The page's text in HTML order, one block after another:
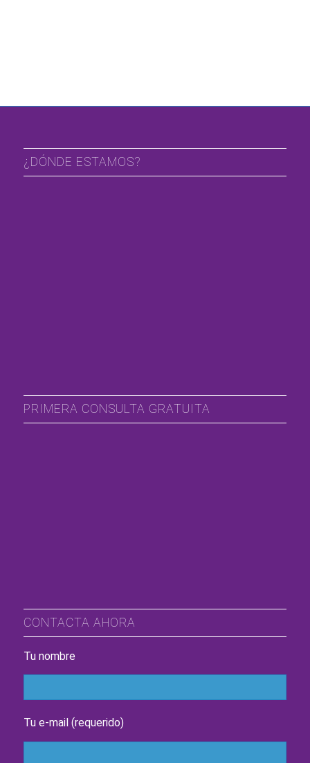
¿DÓNDE ESTAMOS?
PRIMERA CONSULTA GRATUITA
CONTACTA AHORA
Tu nombre
Tu e-mail (requerido)